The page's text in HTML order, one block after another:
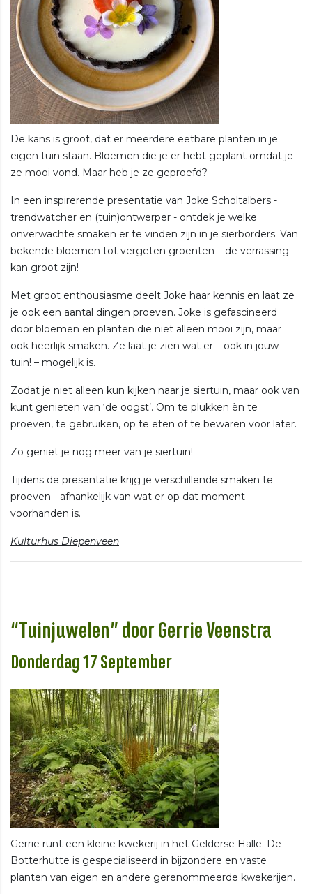
De kans is groot, dat er meerdere eetbare planten in je
eigen tuin staan. Bloemen die je er hebt geplant omdat je
ze mooi vond. Maar heb je ze geproefd?
In een inspirerende presentatie van Joke Scholtalbers -
trendwatcher en (tuin)ontwerper - ontdek je welke
onverwachte smaken er te vinden zijn in je sierborders. Van
bekende bloemen tot vergeten groenten – de verrassing
kan groot zijn!
Met groot enthousiasme deelt Joke haar kennis en laat ze
je ook een aantal dingen proeven. Joke is gefascineerd
door bloemen en planten die niet alleen mooi zijn, maar
ook heerlijk smaken. Ze laat je zien wat er – ook in jouw
tuin! – mogelijk is.
Zodat je niet alleen kun kijken naar je siertuin, maar ook van
kunt genieten van ‘de oogst’. Om te plukken èn te
proeven, te gebruiken, op te eten of te bewaren voor later.
Zo geniet je nog meer van je siertuin!
Tijdens de presentatie krijg je verschillende smaken te
proeven - afhankelijk van wat er op dat moment
voorhanden is.
Kulturhus Diepenveen
“Tuinjuwelen” door Gerrie Veenstra
Donderdag 17 September
Gerrie runt een kleine kwekerij in het Gelderse Halle. De
Botterhutte is gespecialiseerd in bijzondere en vaste
planten van eigen en andere gerenommeerde kwekerijen.